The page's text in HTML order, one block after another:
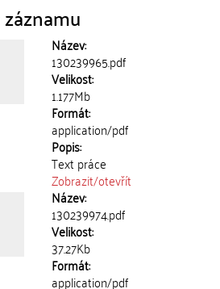
Název:
130239965.pdf
Velikost:
1.177Mb
Formát:
application/pdf
Popis:
Text práce
Zobrazit/otevřít
Název:
130239974.pdf
Velikost:
37.27Kb
Formát:
application/pdf